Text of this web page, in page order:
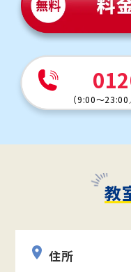
（9:00～23:00
教
住所